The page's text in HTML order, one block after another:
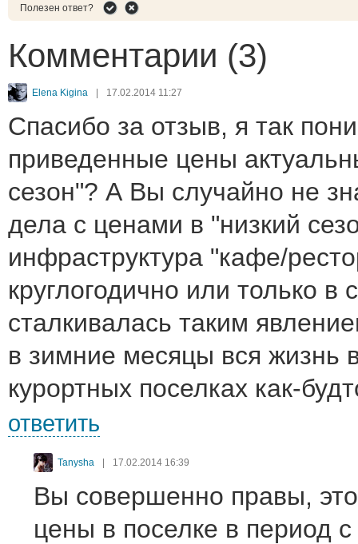
Полезен ответ?
Комментарии (3)
Elena Kigina | 17.02.2014 11:27
Спасибо за отзыв, я так
приведенные цены
сезон"? А Вы случайно не
дела с ценами в "низкий
инфраструктура "кафе/
круглогодично или только в
сталкивалась таким
в зимние месяцы вся жизнь
курортных поселках как-
ответить
Tanysha | 17.02.2014 16:39
Вы совершенно правы,
цены в поселке в период